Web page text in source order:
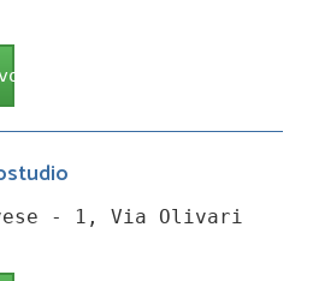
- 1, Via Olivari